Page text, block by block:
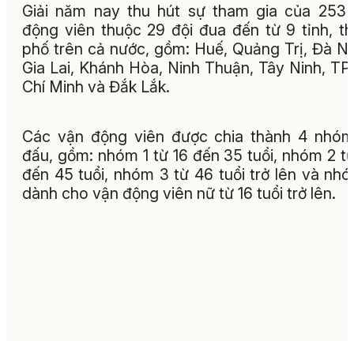
Giải năm nay thu hút sự tham gia của 253
động viên thuộc 29 đội đua đến từ 9 tỉnh,
phố trên cả nước, gồm: Huế, Quảng Trị, Đà
Gia Lai, Khánh Hòa, Ninh Thuận, Tây Ninh,
Chí Minh và Đắk Lắk.
Các vận động viên được chia thành 4
đấu, gồm: nhóm 1 từ 16 đến 35 tuổi, nhóm 2
đến 45 tuổi, nhóm 3 từ 46 tuổi trở lên và
dành cho vận động viên nữ từ 16 tuổi trở lên.